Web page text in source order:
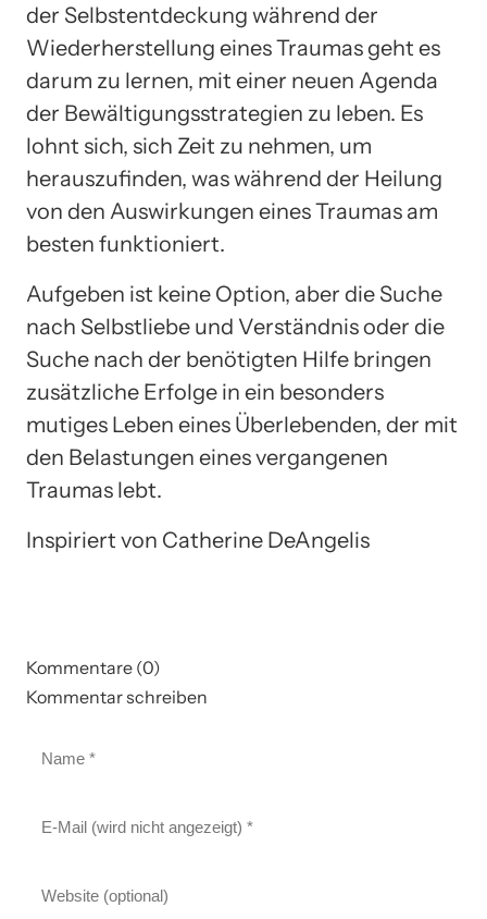
der Selbstentdeckung während der
Wiederherstellung eines Traumas geht es
darum zu lernen, mit einer neuen Agenda
der Bewältigungsstrategien zu leben. Es
lohnt sich, sich Zeit zu nehmen, um
herauszufinden, was während der Heilung
von den Auswirkungen eines Traumas am
besten funktioniert.
Aufgeben ist keine Option, aber die Suche
nach Selbstliebe und Verständnis oder die
Suche nach der benötigten Hilfe bringen
zusätzliche Erfolge in ein besonders
mutiges Leben eines Überlebenden, der mit
den Belastungen eines vergangenen
Traumas lebt.
Inspiriert von Catherine DeAngelis
Kommentare (0)
Kommentar schreiben